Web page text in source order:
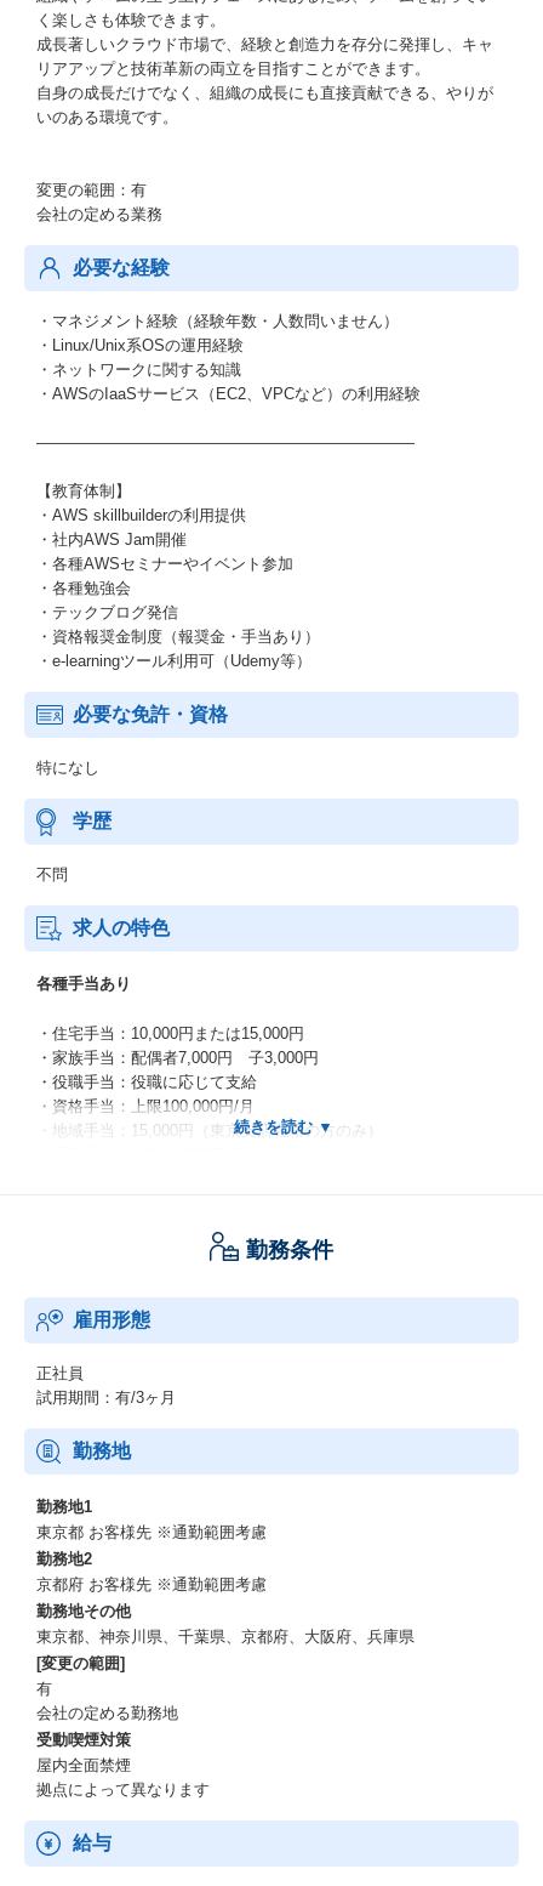
く楽しさも体験できます。
成長著しいクラウド市場で、経験と創造力を存分に発揮し、キャ
リアアップと技術革新の両立を目指すことができます。
自身の成長だけでなく、組織の成長にも直接貢献できる、やりが
いのある環境です。
変更の範囲：有
会社の定める業務
必要な経験
・マネジメント経験（経験年数・人数問いません）
・Linux/Unix系OSの運用経験
・ネットワークに関する知識
・AWSのIaaSサービス（EC2、VPCなど）の利用経験
――――――――――――――――――――――――
【教育体制】
・AWS skillbuilderの利用提供
・社内AWS Jam開催
・各種AWSセミナーやイベント参加
・各種勉強会
・テックブログ発信
・資格報奨金制度（報奨金・手当あり）
・e-learningツール利用可（Udemy等）
必要な免許・資格
特になし
学歴
不問
求人の特色
各種手当あり
・住宅手当：10,000円または15,000円
・家族手当：配偶者7,000円 子3,000円
・役職手当：役職に応じて支給
・資格手当：上限100,000円/月
・地域手当：15,000円（東京支店在籍の方のみ）
・再雇用制度（定年60歳）
・副業（申請許可制）
・時短勤務制度
・ベビーシッター利用支援制度
・社内サークル制度
・学習支援：Udemy講座購入費用補助（1教材あたり上限5,000
円。年間10教材まで利用可能）
・入社後オンボーディング制度
・社内誕生日会
・制服貸与（オリジナルポロシャツ、アウターなど）※希望者の
み
■社内制度※拠点により適用していないものがございます。
・オフィスカジュアル
・社内バー利用制度
・ウォーターサーバー
・コーヒーマシン
・二足制
・機器貸与（PC、モニター）
・ペコフリー（スマホでお弁当の注文、配達）"
勤務条件
雇用形態
正社員
試用期間：有/3ヶ月
勤務地
勤務地1
東京都 お客様先 ※通勤範囲考慮
勤務地2
京都府 お客様先 ※通勤範囲考慮
勤務地その他
東京都、神奈川県、千葉県、京都府、大阪府、兵庫県
[変更の範囲]
有
会社の定める勤務地
受動喫煙対策
屋内全面禁煙
拠点によって異なります
給与